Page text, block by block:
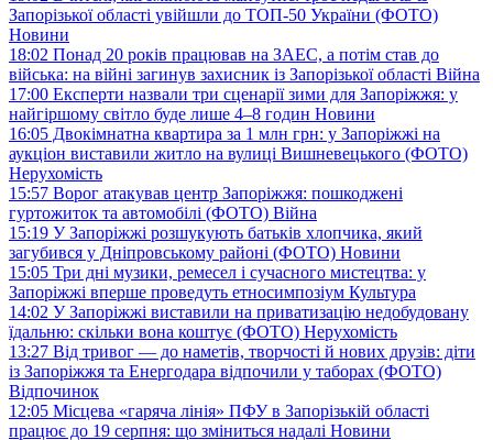
Запорізької області увійшли до ТОП-50 України (ФОТО)
Новини
18:02 Понад 20 років працював на ЗАЕС, а потім став до
війська: на війні загинув захисник із Запорізької області Війна
17:00 Експерти назвали три сценарії зими для Запоріжжя: у
найгіршому світло буде лише 4–8 годин Новини
16:05 Двокімнатна квартира за 1 млн грн: у Запоріжжі на
аукціон виставили житло на вулиці Вишневецького (ФОТО)
Нерухомість
15:57 Ворог атакував центр Запоріжжя: пошкоджені
гуртожиток та автомобілі (ФОТО) Війна
15:19 У Запоріжжі розшукують батьків хлопчика, який
загубився у Дніпровському районі (ФОТО) Новини
15:05 Три дні музики, ремесел і сучасного мистецтва: у
Запоріжжі вперше проведуть етносимпозіум Культура
14:02 У Запоріжжі виставили на приватизацію недобудовану
їдальню: скільки вона коштує (ФОТО) Нерухомість
13:27 Від тривог — до наметів, творчості й нових друзів: діти
із Запоріжжя та Енергодара відпочили у таборах (ФОТО)
Відпочинок
12:05 Місцева «гаряча лінія» ПФУ в Запорізькій області
працює до 19 серпня: що зміниться надалі Новини